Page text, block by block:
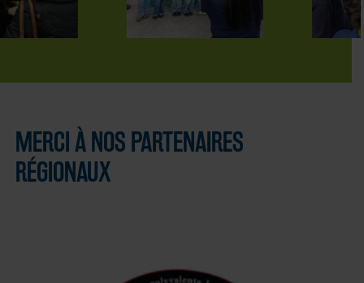
MERCI À NOS PARTENAIRES
RÉGIONAUX